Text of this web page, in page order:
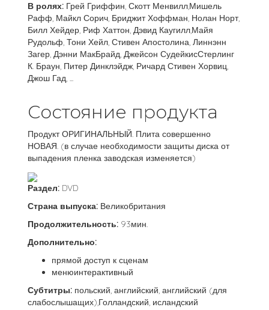
В ролях: Грей Гриффин, Скотт Менвилл,Мишель
Рафф, Майкл Сорич, Бриджит Хоффман, Нолан Норт,
Билл Хейдер, Риф Хаттон, Дэвид Каугилл,Майя
Рудольф, Тони Хейл, Стивен Апостолина, Линнэнн
Загер, Дэнни МакБрайд, Джейсон СудейкисСтерлинг
К. Браун, Питер Динклэйдж, Ричард Стивен Хорвиц,
Джош Гад, ...
Состояние продукта
Продукт ОРИГИНАЛЬНЫЙ. Плита совершенно
НОВАЯ. (в случае необходимости защиты диска от
выпадения пленка заводская изменяется)
Раздел: DVD
Страна выпуска: Великобритания
Продолжительность: 93мин.
Дополнительно:
прямой доступ к сценам
менюинтерактивный
Субтитры: польский, английский, английский (для
слабослышащих),Голландский, исландский